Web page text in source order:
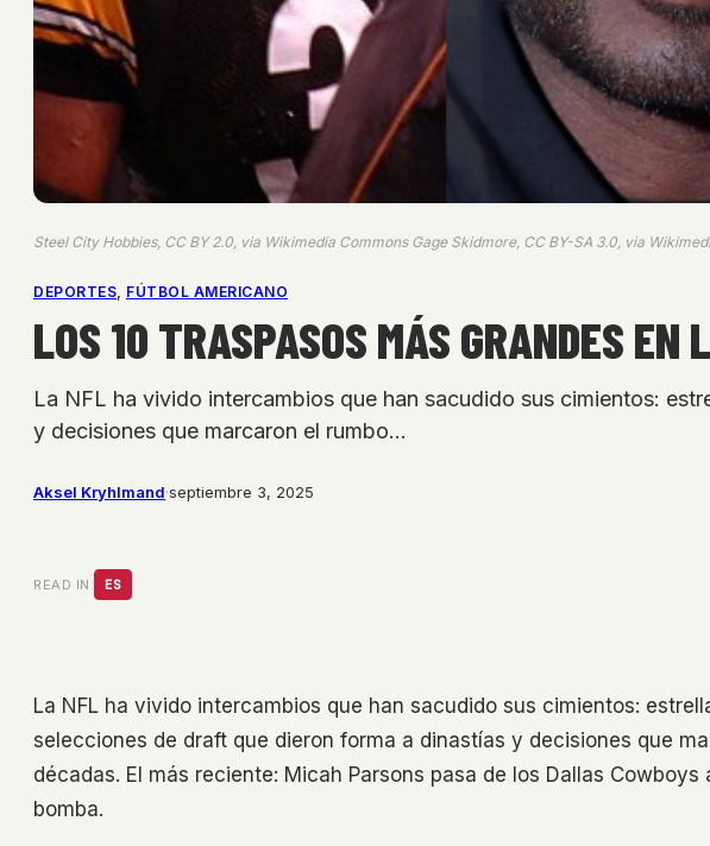
Steel City Hobbies, CC BY 2.0, via Wikimedia Commons Gage Skidmore, CC BY-SA 3.0, via
DEPORTES, FÚTBOL AMERICANO
LOS 10 TRASPASOS MÁS GRANDES
La NFL ha vivido intercambios que han sacudido sus cimientos:
y decisiones que marcaron el rumbo…
Aksel Kryhlmand·septiembre 3, 2025
READ IN: ES
La NFL ha vivido intercambios que han sacudido sus cimientos:
selecciones de draft que dieron forma a dinastías y decisiones que
décadas. El más reciente: Micah Parsons pasa de los Dallas
bomba.